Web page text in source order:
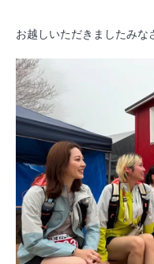
お越しいただきましたみ